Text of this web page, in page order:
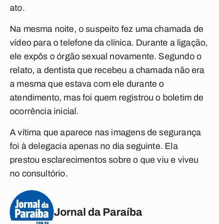
ato.
Na mesma noite, o suspeito fez uma chamada de
vídeo para o telefone da clínica. Durante a ligação,
ele expôs o órgão sexual novamente. Segundo o
relato, a dentista que recebeu a chamada não era
a mesma que estava com ele durante o
atendimento, mas foi quem registrou o boletim de
ocorrência inicial.
A vítima que aparece nas imagens de segurança
foi à delegacia apenas no dia seguinte. Ela
prestou esclarecimentos sobre o que viu e viveu
no consultório.
Jornal da Paraíba